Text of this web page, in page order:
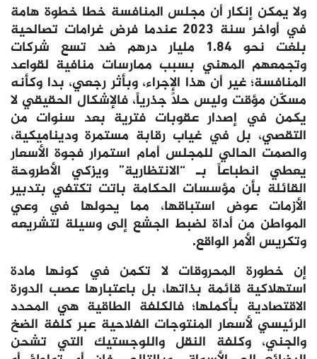
ولا يمكن إنكار أن مجلس المنافسة خطا خطوة هامة
في أواخر سنة 2023 عندما فرض غرامات تصالحية
بلغت نحو 1.84 مليار درهم ضد تسع شركات
وتجمعهم المهني بسبب ممارسات منافية لقواعد
المنافسة؛ غير أن هذا الإجراء، وبأثر رجعي، بدا وكأنه
مسكّن مؤقت وليس حلاً جذرياً، فالإشكال الحقيقي لا
يكمن في إصدار عقوبات فترية بعد سنوات من
التقصي، بل في غياب رقابة مستمرة وديناميكية،
والصمت الحالي للمجلس أمام استمرار فجوة الأسعار
يعطي انطباعاً بـ “الانتظارية” ويزكي الأطروحة
القائلة بأن مؤسسات الحكامة باتت تكتفي بتدبير
الأزمات عوض استباقها، مما يحولها في وعي
المواطن من أداة لضبط الجشع إلى وسيلة لتشريعه
وتكريس الأمر الواقع.
إن خطورة المحروقات لا تكمن في كونها مادة
استهلاكية قائمة بذاتها، بل باعتبارها عصب الدورة
الاقتصادية بأكملها؛ فالكلفة الطاقية هي المحدد
الرئيسي لأسعار المنتوجات الفلاحية عبر كلفة الضخ
والجني، وكلفة النقل واللوجستيك التي تشحن